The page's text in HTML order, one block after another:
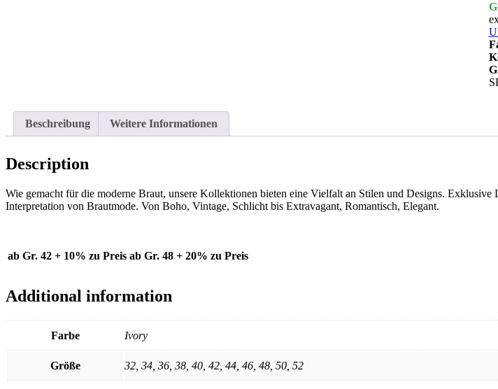
Beschreibung Weitere Informationen
Description
Wie gemacht für die moderne Braut, unsere Kollektionen bieten eine Vielfalt an Stilen und Designs.
Interpretation von Brautmode. Von Boho, Vintage, Schlicht bis Extravagant, Romantisch, Elegant.
ab Gr. 42 + 10% zu Preis ab Gr. 48 + 20% zu Preis
Additional information
Farbe Ivory
Größe 32, 34, 36, 38, 40, 42, 44, 46, 48, 50, 52